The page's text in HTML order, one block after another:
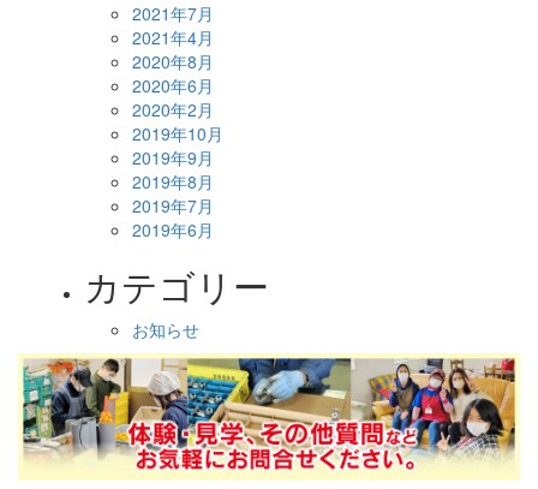
2021年7月
2021年4月
2020年8月
2020年6月
2020年2月
2019年10月
2019年9月
2019年8月
2019年7月
2019年6月
カテゴリー
お知らせ